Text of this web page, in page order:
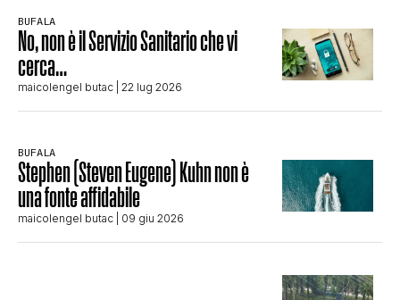
BUFALA
No, non è il Servizio Sanitario che vi
cerca…
maicolengel butac | 22 lug 2026
BUFALA
Stephen (Steven Eugene) Kuhn non è
una fonte affidabile
maicolengel butac | 09 giu 2026